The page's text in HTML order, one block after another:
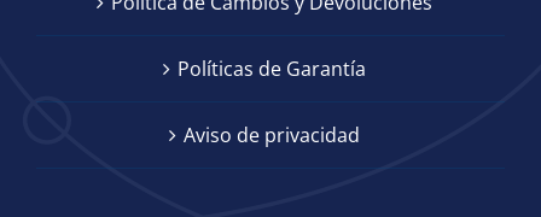
Políticas de Garantía
Aviso de privacidad